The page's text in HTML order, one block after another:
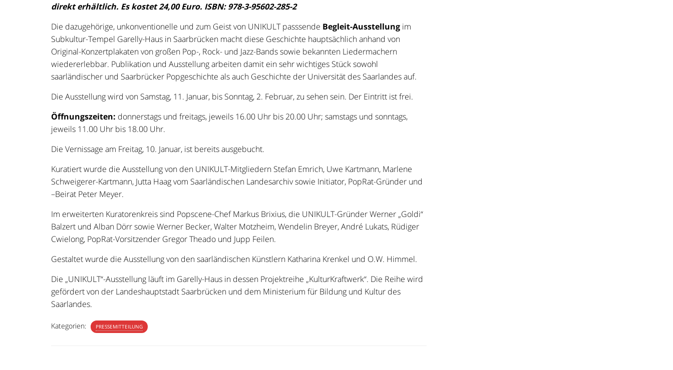
direkt erhältlich. Es kostet 24,00 Euro. ISBN: 978-3-95602-285-2
Die dazugehörige, unkonventionelle und zum Geist von UNIKULT passsende Begleit-Ausstellung im
Subkultur-Tempel Garelly-Haus in Saarbrücken macht diese Geschichte hauptsächlich anhand von
Original-Konzertplakaten von großen Pop-, Rock- und Jazz-Bands sowie bekannten Liedermachern
wiedererlebbar. Publikation und Ausstellung arbeiten damit ein sehr wichtiges Stück sowohl
saarländischer und Saarbrücker Popgeschichte als auch Geschichte der Universität des Saarlandes auf.
Die Ausstellung wird von Samstag, 11. Januar, bis Sonntag, 2. Februar, zu sehen sein. Der Eintritt ist frei.
Öffnungszeiten: donnerstags und freitags, jeweils 16.00 Uhr bis 20.00 Uhr; samstags und sonntags,
jeweils 11.00 Uhr bis 18.00 Uhr.
Die Vernissage am Freitag, 10. Januar, ist bereits ausgebucht.
Kuratiert wurde die Ausstellung von den UNIKULT-Mitgliedern Stefan Emrich, Uwe Kartmann, Marlene
Schweigerer-Kartmann, Jutta Haag vom Saarländischen Landesarchiv sowie Initiator, PopRat-Gründer und
–Beirat Peter Meyer.
Im erweiterten Kuratorenkreis sind Popscene-Chef Markus Brixius, die UNIKULT-Gründer Werner „Goldi“
Balzert und Alban Dörr sowie Werner Becker, Walter Motzheim, Wendelin Breyer, André Lukats, Rüdiger
Cwielong, PopRat-Vorsitzender Gregor Theado und Jupp Feilen.
Gestaltet wurde die Ausstellung von den saarländischen Künstlern Katharina Krenkel und O.W. Himmel.
Die „UNIKULT“-Ausstellung läuft im Garelly-Haus in dessen Projektreihe „KulturKraftwerk“. Die Reihe wird
gefördert von der Landeshauptstadt Saarbrücken und dem Ministerium für Bildung und Kultur des
Saarlandes.
Kategorien: PRESSEMITTEILUNG